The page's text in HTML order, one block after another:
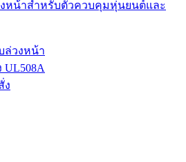
หน้าสำหรับตัวควบคุมหุ่นยนต์และ
ล่วงหน้า
ง